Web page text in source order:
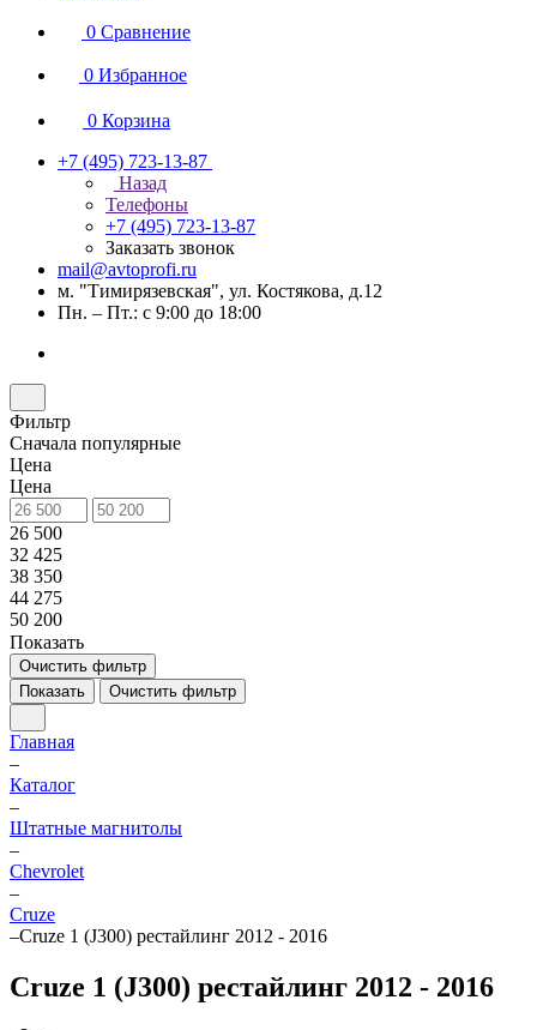
0 Сравнение
0 Избранное
0 Корзина
+7 (495) 723-13-87
Назад
Телефоны
+7 (495) 723-13-87
Заказать звонок
mail@avtoprofi.ru
м. "Тимирязевская", ул. Костякова, д.12
Пн. – Пт.: с 9:00 до 18:00
Фильтр
Сначала популярные
Цена
Цена
26 500
32 425
38 350
44 275
50 200
Показать
Очистить фильтр
Показать
Очистить фильтр
Главная
–
Каталог
–
Штатные магнитолы
–
Chevrolet
–
Cruze
–Cruze 1 (J300) рестайлинг 2012 - 2016
Cruze 1 (J300) рестайлинг 2012 - 2016